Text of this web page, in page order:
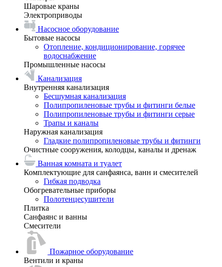
Шаровые краны
Электроприводы
Насосное оборудование
Бытовые насосы
Отопление, кондиционирование, горячее
водоснабжение
Промышленные насосы
Канализация
Внутренняя канализация
Бесшумная канализация
Полипропиленовые трубы и фитинги белые
Полипропиленовые трубы и фитинги серые
Трапы и каналы
Наружная канализация
Гладкие полипропиленовые трубы и фитинги
Очистные сооружения, колодцы, каналы и дренаж
Ванная комната и туалет
Комплектующие для санфаянса, ванн и смесителей
Гибкая подводка
Обогревательные приборы
Полотенцесушители
Плитка
Санфаянс и ванны
Смесители
Пожарное оборудование
Вентили и краны